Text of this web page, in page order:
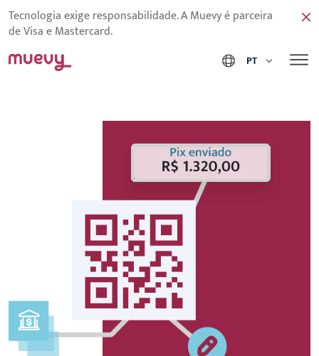
Tecnologia exige responsabilidade. A Muevy é parceira
de Visa e Mastercard.
PT